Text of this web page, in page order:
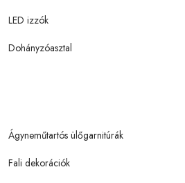
LED izzók
Dohányzóasztal
Ágyneműtartós ülőgarnitúrák
Fali dekorációk